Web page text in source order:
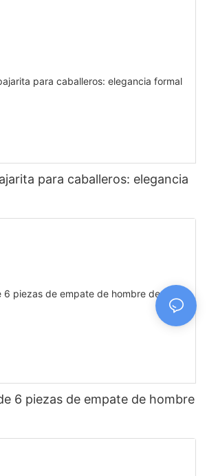
para caballeros: elegancia
6 piezas de empate de hombre